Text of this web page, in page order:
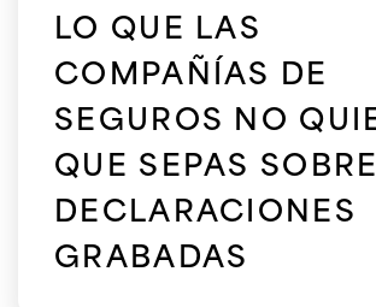
LO QUE LAS
COMPAÑÍAS DE
SEGUROS NO
QUE SEPAS
DECLARACIONES
GRABADAS